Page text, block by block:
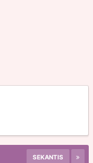
SEKANTIS